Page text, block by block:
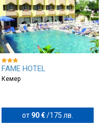
FAME HOTEL
Кемер
от 90 €/ 175 лв.